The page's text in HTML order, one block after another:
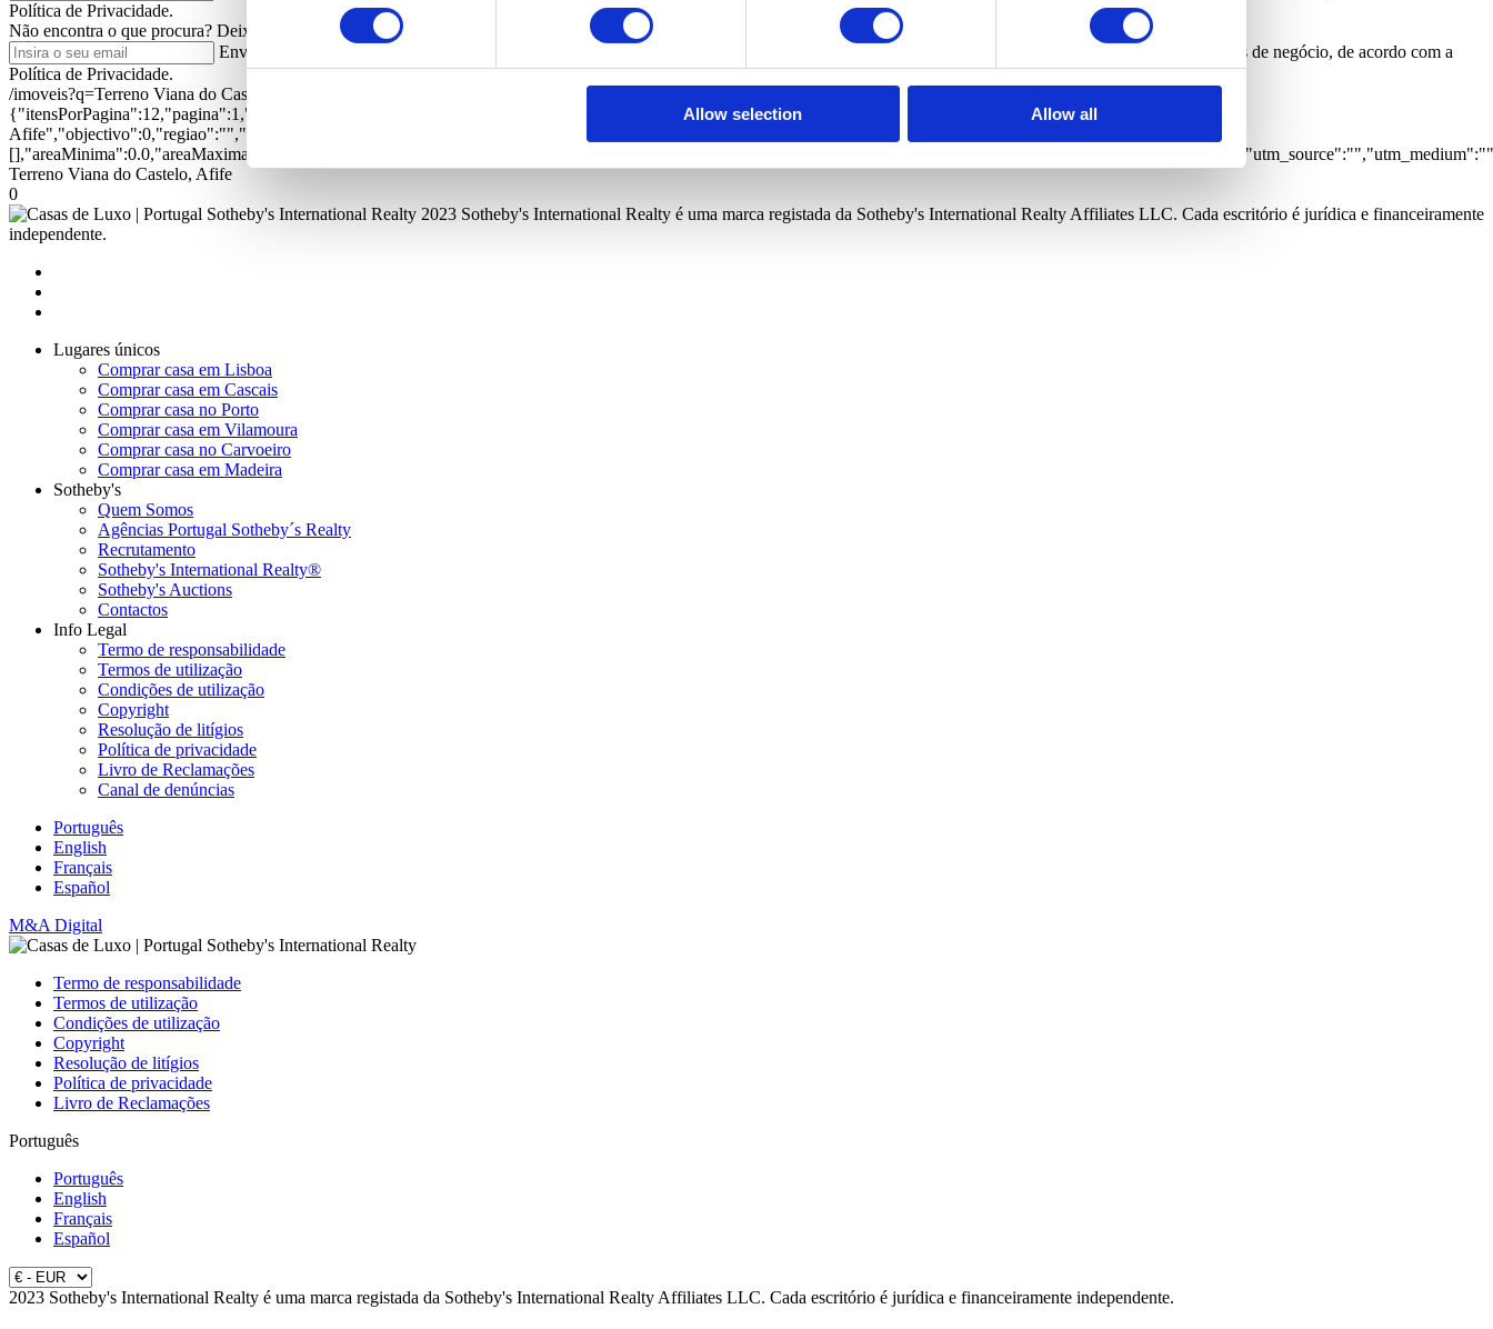
Allow selection Allow all
Política de Privacidade.
Não encontra o que procura? Deixe-nos o seu e-mail para receber novos imóveis relacionados com a sua pesquisa.
Enviar
Ao pedir informações está a autorizar a Portugal Sotheby's International Realty a guardar os seus dados para o informar sobre oportunidades de negócio, de acordo com a
Política de Privacidade.
/imoveis?q=Terreno Viana do Castelo, Afife&ord=1&dir=1
{"itensPorPagina":12,"pagina":1,"textual":"Terreno Viana do Castelo,
Afife","objectivo":0,"regiao":"","zona":"","distrito":"","concelho":"","freguesia":"","quartos":0,"wcs":0,"precoMinimo":0,"precoMaximo":0,"grupo":"3","caracteristicas":
Terreno Viana do Castelo, Afife
0
2023 Sotheby's International Realty é uma marca registada da Sotheby's International Realty Affiliates LLC. Cada escritório é jurídica e financeiramente
independente.
Lugares únicos
Comprar casa em Lisboa
Comprar casa em Cascais
Comprar casa no Porto
Comprar casa em Vilamoura
Comprar casa no Carvoeiro
Comprar casa em Madeira
Sotheby's
Quem Somos
Agências Portugal Sotheby´s Realty
Recrutamento
Sotheby's International Realty®
Sotheby's Auctions
Contactos
Info Legal
Termo de responsabilidade
Termos de utilização
Condições de utilização
Copyright
Resolução de litígios
Política de privacidade
Livro de Reclamações
Canal de denúncias
Português
English
Français
Español
M&A Digital
Termo de responsabilidade
Termos de utilização
Condições de utilização
Copyright
Resolução de litígios
Política de privacidade
Livro de Reclamações
Português
Português
English
Français
Español
2023 Sotheby's International Realty é uma marca registada da Sotheby's International Realty Affiliates LLC. Cada escritório é jurídica e financeiramente independente.